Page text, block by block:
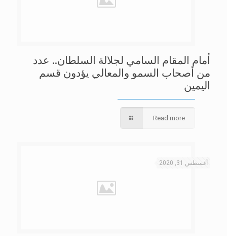
أمام المقام السامي لجلالة السلطان.. عدد
من أصحاب السمو والمعالي يؤدون قسم
اليمين
Read more
أغسطس 31, 2020